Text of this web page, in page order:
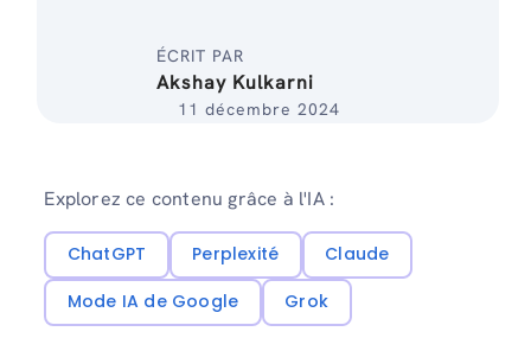
ÉCRIT PAR
Akshay Kulkarni
11 décembre 2024
Explorez ce contenu grâce à l'IA :
ChatGPT Perplexité
Claude
Mode IA de Google
Grok